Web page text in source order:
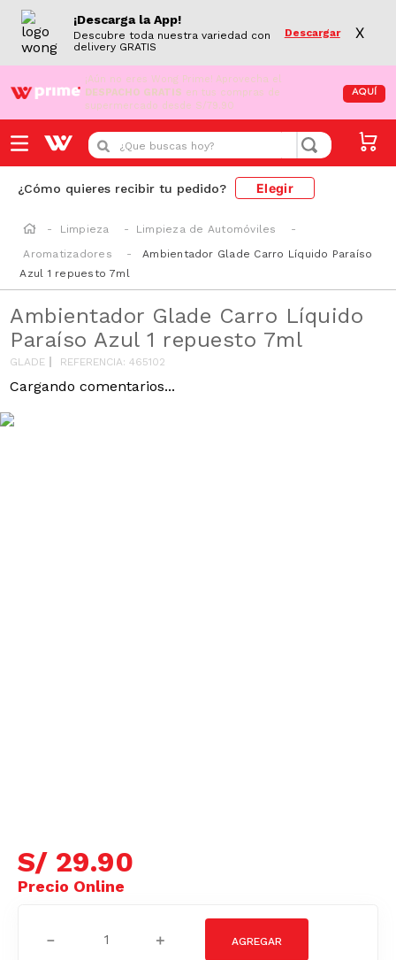
¡Descarga la App!
Descubre toda nuestra variedad con
delivery GRATIS
Descargar X
¡Aún no eres Wong Prime! Aprovecha el
DESPACHO GRATIS en tus compras de
supermercado desde S/79.90
AQUÍ
¿Que buscas hoy?
¿Cómo quieres recibir tu pedido? Elegir
Limpieza
Limpieza de Automóviles
Aromatizadores
Ambientador Glade Carro Líquido Paraíso
Azul 1 repuesto 7ml
Ambientador Glade Carro Líquido
Paraíso Azul 1 repuesto 7ml
GLADE REFERENCIA:465102
Cargando comentarios...
S/ 29.90
＋
－